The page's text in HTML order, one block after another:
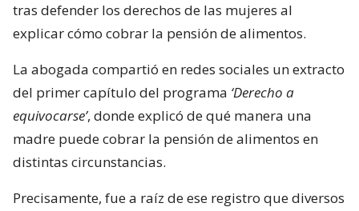
tras defender los derechos de las mujeres al
explicar cómo cobrar la pensión de alimentos.
La abogada compartió en redes sociales un extracto
del primer capítulo del programa ‘Derecho a
equivocarse’, donde explicó de qué manera una
madre puede cobrar la pensión de alimentos en
distintas circunstancias.
Precisamente, fue a raíz de ese registro que diversos